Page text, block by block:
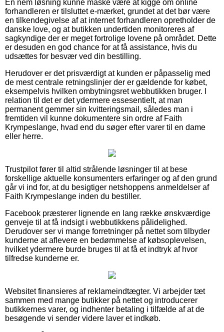
En nem løsning kunne måske være at kigge om online
forhandleren er tilsluttet e-mærket, grundet at det bør være
en tilkendegivelse af at internet forhandleren opretholder de
danske love, og at butikken undertiden monitoreres af
sagkyndige der er meget fortrolige lovene på området. Dette
er desuden en god chance for at få assistance, hvis du
udsættes for besvær ved din bestilling.
Herudover er det prisværdigt at kunden er påpasselig med
de mest centrale retningslinjer der er gældende for købet,
eksempelvis hvilken ombytningsret webbutikken bruger. I
relation til det er det ydermere essesentielt, at man
permanent gemmer sin kvitteringsmail, således man i
fremtiden vil kunne dokumentere sin ordre af Faith
Krympeslange, hvad end du søger efter varer til en dame
eller herre.
Trustpilot fører til altid strålende løsninger til at bese
forskellige aktuelle konsumenters erfaringer og af den grund
går vi ind for, at du besigtiger netshoppens anmeldelser af
Faith Krympeslange inden du bestiller.
Facebook præsterer lignende en lang række ønskværdige
genveje til at få indsigt i webbutikkens pålidelighed.
Derudover ser vi mange forretninger på nettet som tilbyder
kunderne at aflevere en bedømmelse af købsoplevelsen,
hvilket ydermere burde bruges til at få et indtryk af hvor
tilfredse kunderne er.
Websitet finansieres af reklameindtægter. Vi arbejder tæt
sammen med mange butikker på nettet og introducerer
butikkernes varer, og indhenter betaling i tilfælde af at de
besøgende vi sender videre laver et indkøb.